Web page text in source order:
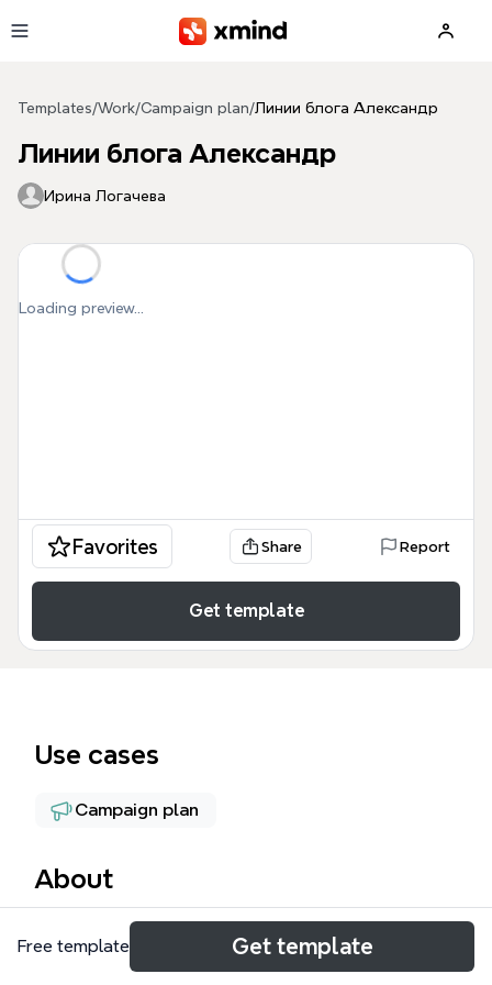
Templates/Work/Campaign plan/Линии блога Александр
Линии блога Александр
Ирина Логачева
Loading preview...
Favorites Share Report
Get template
Use cases
Campaign plan
About
Эта mind map «Линии блога» от Александра —
подробный шаблон для планирования контент-
Free template Get template